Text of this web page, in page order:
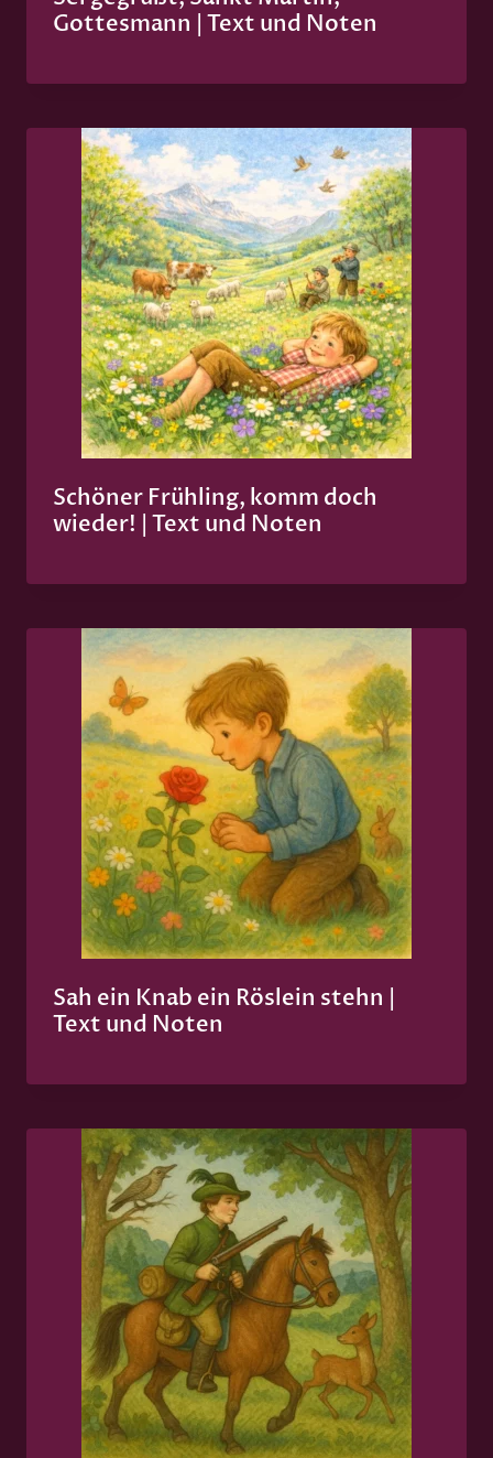
Gottesmann | Text und Noten
Schöner Frühling, komm doch
wieder! | Text und Noten
Sah ein Knab ein Röslein stehn |
Text und Noten